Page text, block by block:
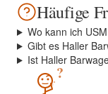
Häufige
Wo kann ich
Gibt es Haller
Ist Haller
?